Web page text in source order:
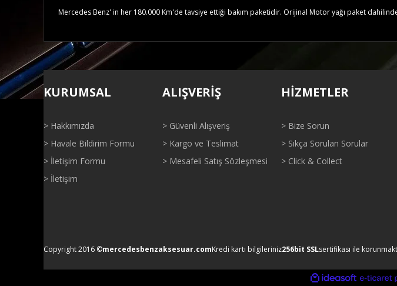
Mercedes Benz' in her 180.000 Km'de tavsiye ettiği bakım paketidir. Orijinal Motor yağı paket
Bu ürünün fiyat bilgisi, resim, ürün açıklamalarında ve diğer konularda yetersiz gördüğünüz
Görüş ve önerileriniz için teşekkür ederiz.
Ürün resmi kalitesiz, bozuk veya görüntülenemiyor.
Ürün fiyatı diğer sitelerden daha pahalı.
KURUMSAL
> Hakkımızda
> Havale Bildirim Formu
> İletişim Formu
> İletişim
ALIŞVERİŞ
> Güvenli Alışveriş
> Kargo ve Teslimat
> Mesafeli Satış Sözleşmesi
HİZMETLER
> Bize Sorun
> Sıkça Sorulan Sorular
> Click & Collect
Copyright 2016 ©mercedesbenzaksesuar.comKredi kartı bilgileriniz256bit SSLsertifikası ile
ideasoft